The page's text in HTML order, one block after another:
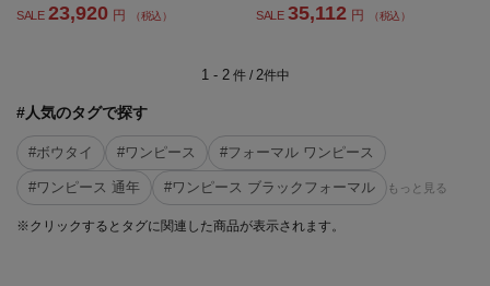
SALE 23,920 円 （税込） SALE 35,112 円 （税込）
1 - 2件 / 2件中
#人気のタグで探す
#ボウタイ #ワンピース #フォーマル ワンピース
#ワンピース 通年 #ワンピース ブラックフォーマル もっと見る
※クリックするとタグに関連した商品が表示されます。